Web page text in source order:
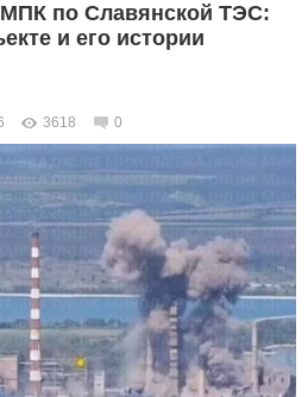
В МИРЕ
по Славянской ТЭС:
и его истории
3618 0